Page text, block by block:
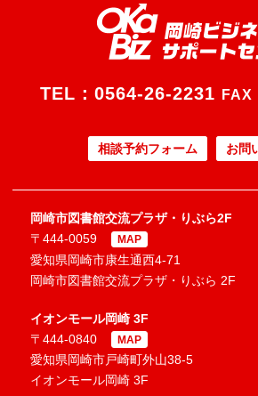
TEL： 0564-26-2231 FAX
相談予約フォーム お問
岡崎市図書館交流プラザ・りぶら2F
〒444-0059
MAP
愛知県岡崎市康生通西4-71
岡崎市図書館交流プラザ・りぶら 2F
イオンモール岡崎 3F
〒444-0840
MAP
愛知県岡崎市戸崎町外山38-5
イオンモール岡崎 3F